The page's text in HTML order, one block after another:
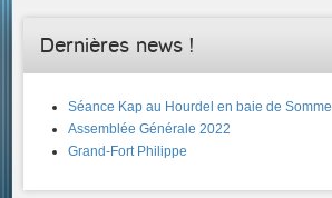
Dernières news !
Séance Kap au Hourdel en baie de Somme
Assemblée Générale 2022
Grand-Fort Philippe